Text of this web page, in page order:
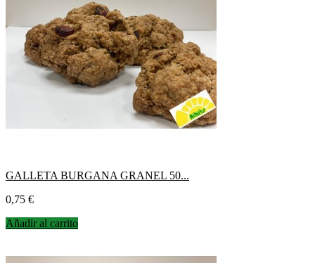
GALLETA BURGANA GRANEL 50...
Precio
0,75 €
Añadir al carrito